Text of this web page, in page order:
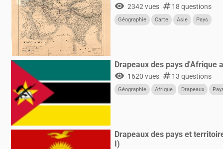
visibility 2342 vues numbers18 questions
Géographie Carte Asie Pays
Drapeaux des pays d'Afrique
visibility 1620 vues numbers13 questions
Géographie Afrique Drapeaux
Drapeaux des pays et
I)